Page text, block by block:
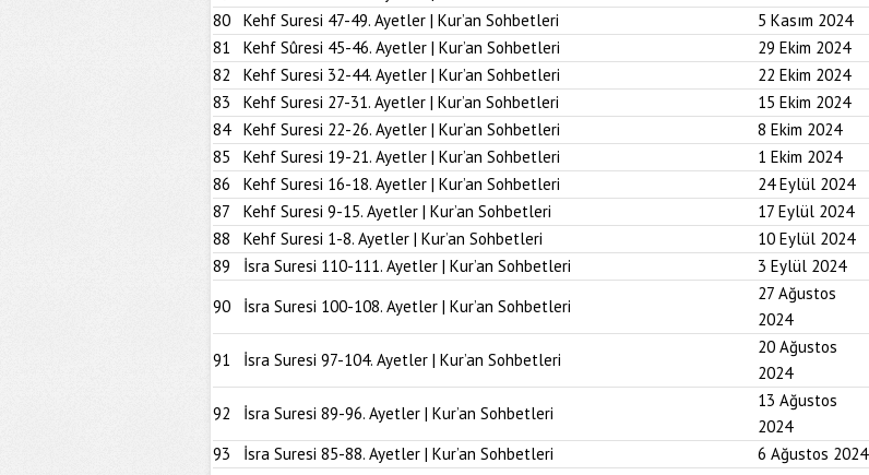
80
Kehf Suresi 47-49. Ayetler | Kur’an Sohbetleri 5 Kasım 2024
81
Kehf Sûresi 45-46. Ayetler | Kur’an Sohbetleri 29 Ekim 2024
82
Kehf Suresi 32-44. Ayetler | Kur’an Sohbetleri 22 Ekim 2024
83
Kehf Suresi 27-31. Ayetler | Kur’an Sohbetleri 15 Ekim 2024
84
Kehf Suresi 22-26. Ayetler | Kur’an Sohbetleri 8 Ekim 2024
85
Kehf Suresi 19-21. Ayetler | Kur’an Sohbetleri 1 Ekim 2024
86
Kehf Suresi 16-18. Ayetler | Kur’an Sohbetleri 24 Eylül 2024
87
Kehf Suresi 9-15. Ayetler | Kur’an Sohbetleri 17 Eylül 2024
88
Kehf Suresi 1-8. Ayetler | Kur’an Sohbetleri 10 Eylül 2024
89
İsra Suresi 110-111. Ayetler | Kur’an Sohbetleri 3 Eylül 2024
90
İsra Suresi 100-108. Ayetler | Kur’an Sohbetleri
27 Ağustos
2024
91 İsra Suresi 97-104. Ayetler | Kur’an Sohbetleri
20 Ağustos
2024
92 İsra Suresi 89-96. Ayetler | Kur’an Sohbetleri
13 Ağustos
2024
93
İsra Suresi 85-88. Ayetler | Kur’an Sohbetleri 6 Ağustos 2024